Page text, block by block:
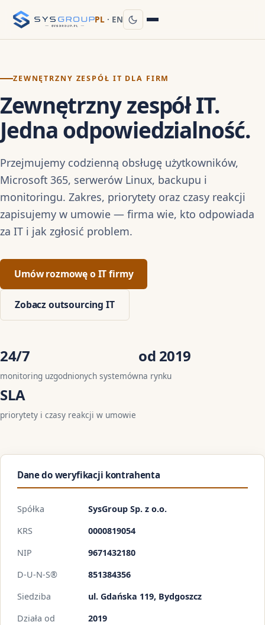
PL· EN
ZEWNĘTRZNY ZESPÓŁ IT DLA FIRM
Zewnętrzny zespół IT.
Jedna odpowiedzialność.
Przejmujemy codzienną obsługę użytkowników,
Microsoft 365, serwerów Linux, backupu i
monitoringu. Zakres, priorytety oraz czasy reakcji
zapisujemy w umowie — firma wie, kto odpowiada
za IT i jak zgłosić problem.
Umów rozmowę o IT firmy
Zobacz outsourcing IT
24/7
monitoring uzgodnionych systemów
od 2019
na rynku
SLA
priorytety i czasy reakcji w umowie
Dane do weryfikacji kontrahenta
Spółka
SysGroup Sp. z o.o.
KRS
0000819054
NIP
9671432180
D-U-N-S®
851384356
Siedziba
ul. Gdańska 119, Bydgoszcz
Działa od
2019